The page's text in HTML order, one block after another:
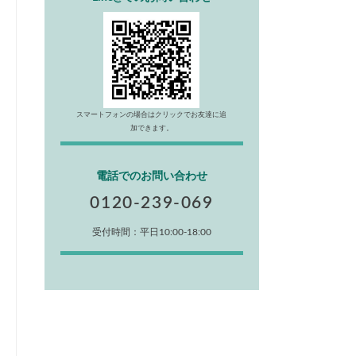
スマートフォンの場合はクリックでお友達に追
加できます。
電話でのお問い合わせ
0120-239-069
受付時間：平日10:00-18:00